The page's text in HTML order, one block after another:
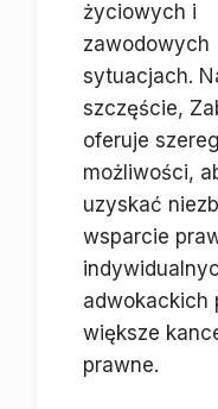
życiowych i
zawodowych
sytuacjach.
szczęście,
oferuje szereg
możliwości,
uzyskać
wsparcie
adwokackich
większe
prawne.